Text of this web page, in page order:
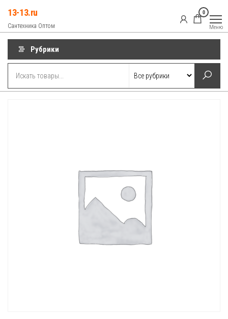
содержимому
13-13.ru
Сантехника Оптом
0
Меню
Рубрики